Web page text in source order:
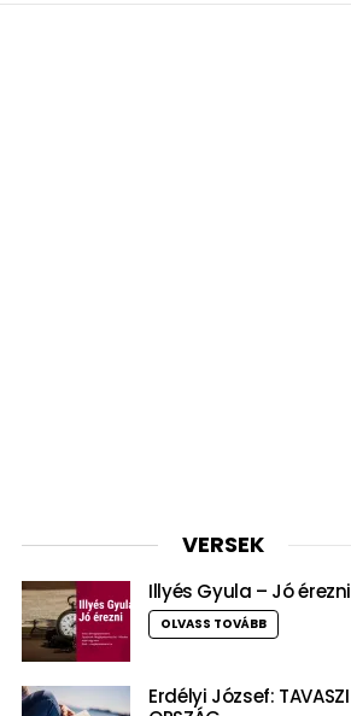
VERSEK
Illyés Gyula – Jó érezni
OLVASS TOVÁBB
Erdélyi József: TAVASZI